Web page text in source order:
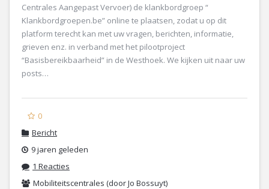
Centrales Aangepast Vervoer) de klankbordgroep “
Klankbordgroepen.be” online te plaatsen, zodat u op dit
platform terecht kan met uw vragen, berichten, informatie,
grieven enz. in verband met het pilootproject
“Basisbereikbaarheid” in de Westhoek. We kijken uit naar uw
posts…
0
Bericht
9 jaren geleden
1 Reacties
Mobiliteitscentrales (door Jo Bossuyt)